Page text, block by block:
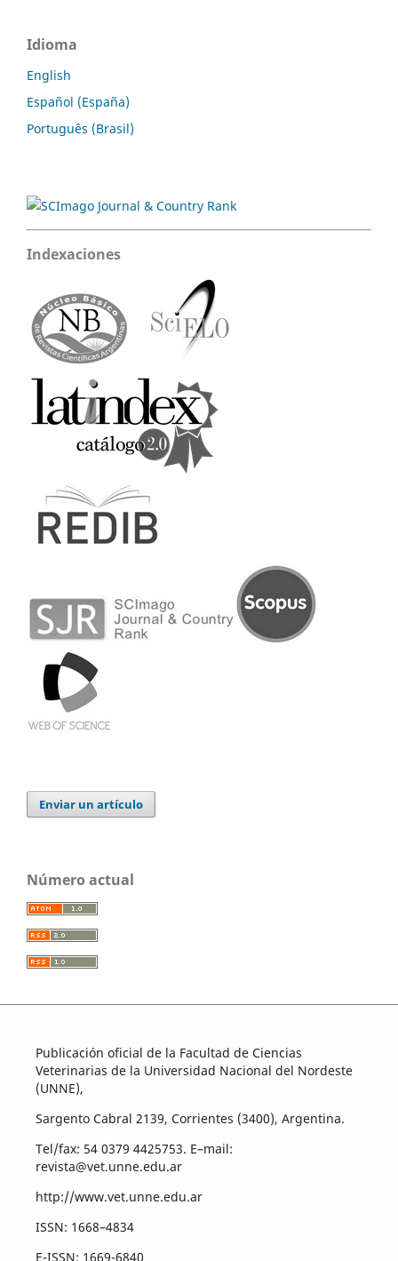
Idioma
English
Español (España)
Português (Brasil)
Indexaciones
Enviar un artículo
Número actual
Publicación oficial de la Facultad de Ciencias
Veterinarias de la Universidad Nacional del Nordeste
(UNNE),
Sargento Cabral 2139, Corrientes (3400), Argentina.
Tel/fax: 54 0379 4425753. E–mail:
revista@vet.unne.edu.ar
http://www.vet.unne.edu.ar
ISSN: 1668–4834
E-ISSN: 1669-6840